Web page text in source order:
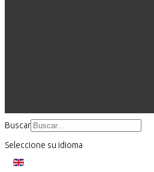
Buscar
Seleccione su idioma